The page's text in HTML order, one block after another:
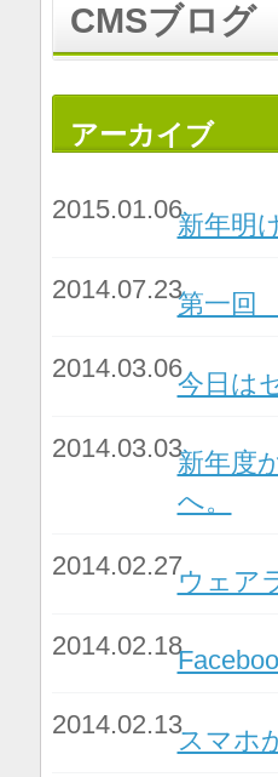
CMSブログ
アーカイブ
2015.01.06新年明
2014.07.23第一回
2014.03.06今日は
2014.03.03新年度
へ。
2014.02.27ウェア
2014.02.18
2014.02.13スマホ